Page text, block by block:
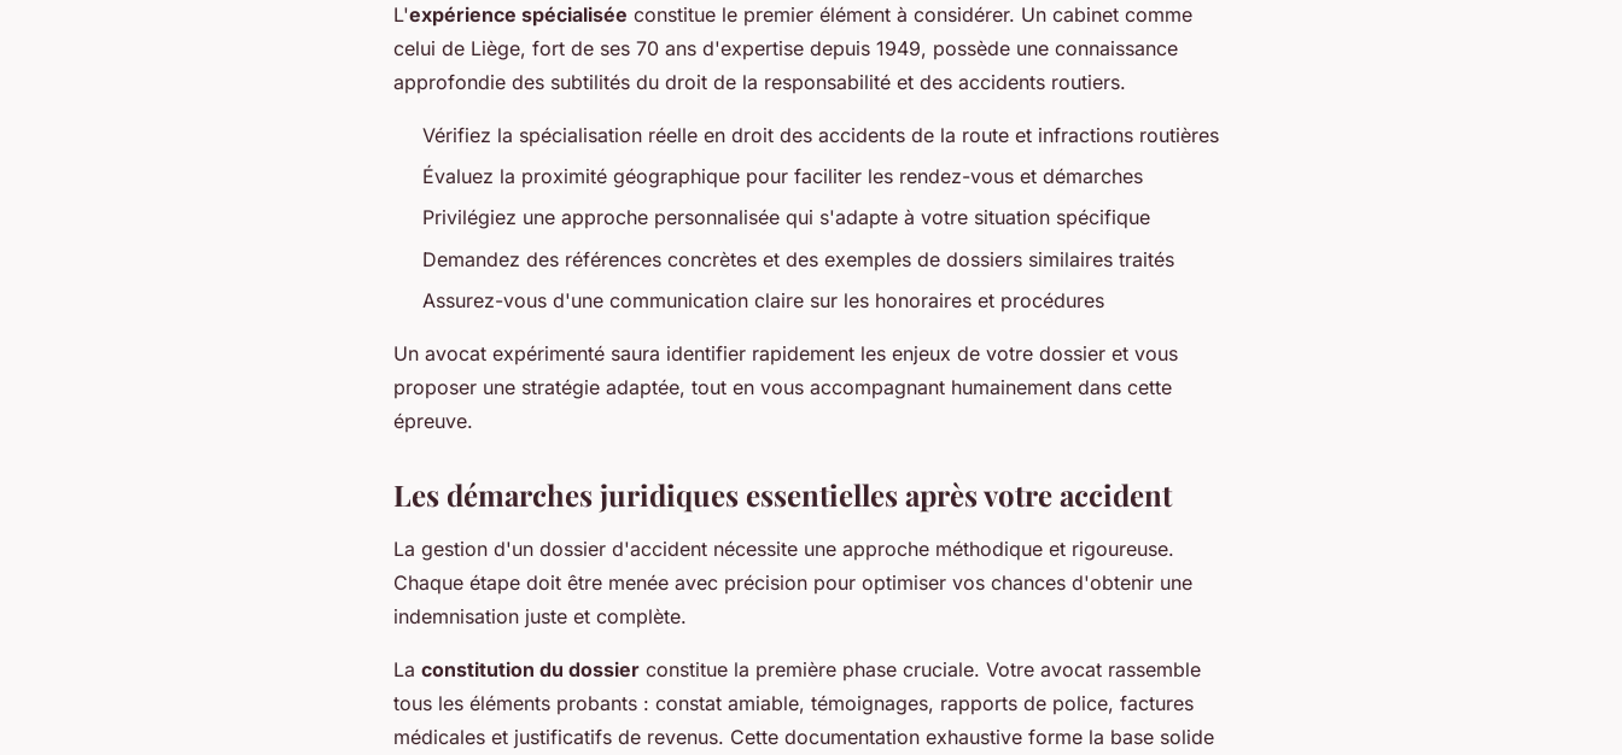
L'expérience spécialisée constitue le premier élément à considérer. Un cabinet comme
celui de Liège, fort de ses 70 ans d'expertise depuis 1949, possède une connaissance
approfondie des subtilités du droit de la responsabilité et des accidents routiers.
Vérifiez la spécialisation réelle en droit des accidents de la route et infractions routières
Évaluez la proximité géographique pour faciliter les rendez-vous et démarches
Privilégiez une approche personnalisée qui s'adapte à votre situation spécifique
Demandez des références concrètes et des exemples de dossiers similaires traités
Assurez-vous d'une communication claire sur les honoraires et procédures
Un avocat expérimenté saura identifier rapidement les enjeux de votre dossier et vous
proposer une stratégie adaptée, tout en vous accompagnant humainement dans cette
épreuve.
Les démarches juridiques essentielles après votre accident
La gestion d'un dossier d'accident nécessite une approche méthodique et rigoureuse.
Chaque étape doit être menée avec précision pour optimiser vos chances d'obtenir une
indemnisation juste et complète.
La constitution du dossier constitue la première phase cruciale. Votre avocat rassemble
tous les éléments probants : constat amiable, témoignages, rapports de police, factures
médicales et justificatifs de revenus. Cette documentation exhaustive forme la base solide